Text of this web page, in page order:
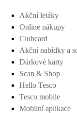
Akční letáky
Online nákupy
Clubcard
Akční nabídky a
Dárkové karty
Scan & Shop
Hello Tesco
Tesco mobile
Mobilní aplikace